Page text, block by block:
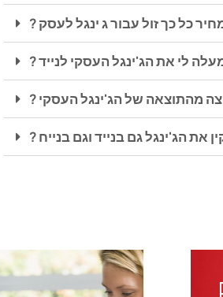
כל כך זול עבור ג ינגל לעסק
מעלה לי את הג'ינגל העסקי לנייד
מהתוצאה של הג'ינגל העסקי
את הג'ינגל גם בנייד וגם בנייח